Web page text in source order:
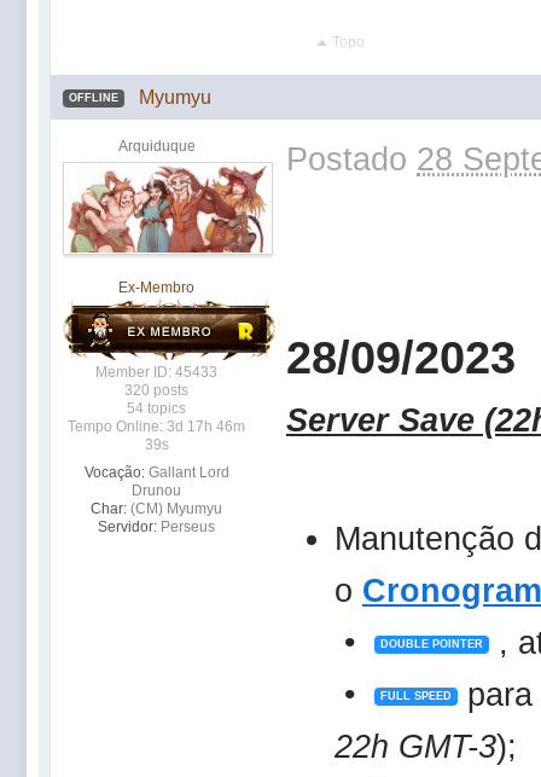
Topo
OFFLINE Myumyu
Arquiduque
Ex-Membro
Member ID: 45433
320 posts
54 topics
Tempo Online: 3d 17h 46m
39s
Vocação: Gallant Lord
Drunou
Char: (CM) Myumyu
Servidor: Perseus
Postado 28
28/09/2023
Server Save
Manutenção
o
•
DOUBLE POINTER
,
•
FULL SPEED
22h GMT-3);